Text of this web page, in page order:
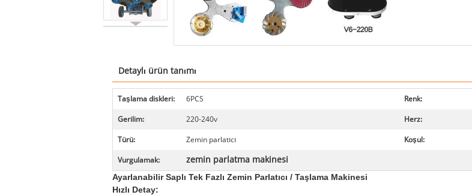
Detaylı ürün tanımı
Taşlama diskleri: 6PCS Renk:
Gerilim: 220-240v Herz:
Türü: Zemin parlatıcı Koşul:
Vurgulamak: zemin parlatma makinesi
Ayarlanabilir Saplı Tek Fazlı Zemin Parlatıcı / Taşlama Makinesi
Hızlı Detay: